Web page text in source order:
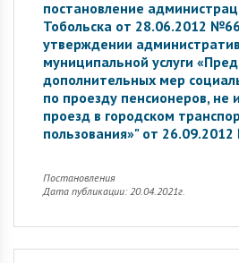
постановление
Тобольска от 28.06.2012
утверждении
муниципальной услуги
дополнительных мер
по проезду пенсионеров,
проезд в городском
пользования»" от
Постановления
Дата публикации: 20.04.2021г.